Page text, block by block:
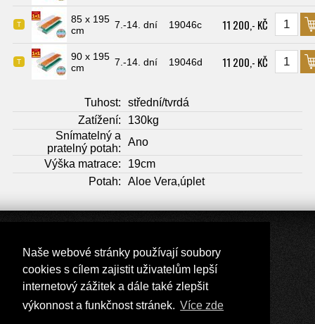
Naše webové stránky používají soubory
cookies s cílem zajistit uživatelům lepší
internetový zážitek a dále také zlepšit
výkonnost a funkčnost stránek. Více zde
T
85 x 195
cm
7.-14. dní 19046c 11 200,- KČ
T
90 x 195
cm
7.-14. dní 19046d 11 200,- KČ
Tuhost:
střední/tvrdá
Zatížení:
130kg
Snímatelný a
pratelný potah:
Ano
Výška matrace:
19cm
Potah:
Aloe Vera,úplet
Přepnout zobrazení na plnou verzi
Copyright 2017 - 2026 © Nábytek Lux
Tvorba e-shopů - Atomer.cz